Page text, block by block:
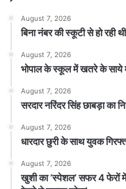
August 7, 2026
बिना नंबर की स्कूटी से हो रही
August 7, 2026
भोपाल के स्कूल में खतरे के साये
August 7, 2026
सरदार नरिंदर सिंह छाबड़ा का
August 7, 2026
धारदार छुरी के साथ युवक
August 7, 2026
खुशी का ‘स्पेशल’ सफर 4 फेरों में